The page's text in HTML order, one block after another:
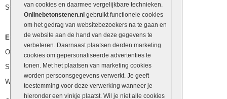
van cookies en daarmee vergelijkbare technieken.
Onlinebetonstenen.nl gebruikt functionele cookies
om het gedrag van websitebezoekers na te gaan en
de website aan de hand van deze gegevens te
verbeteren. Daarnaast plaatsen derden marketing
cookies om gepersonaliseerde advertenties te
tonen. Met het plaatsen van marketing cookies
worden persoonsgegevens verwerkt. Je geeft
toestemming voor deze verwerking wanneer je
hieronder een vinkje plaatst. Wil je niet alle cookies
Stapelstenen
Extra benodigdheden
Ophoogzand
Siergrind en siersplit
Waterafvoer